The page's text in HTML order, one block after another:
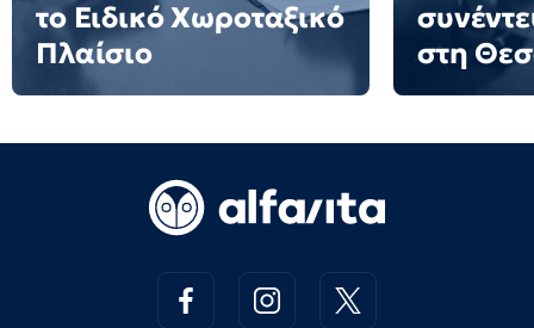
το Ειδικό Χωροταξικό
Πλαίσιο
στη